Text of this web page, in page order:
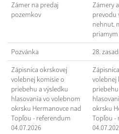
Zámer na predaj
pozemkov
Zámery
prevodu
nehnut.
Pozvánka 28.
Zápisnica okrskovej
volebnej komisie o
priebehu a výsledku
hlasovania vo volebnom
okrsku Hermanovce nad
Topľou - referendum
04.07.2026
volebnej
okrsku
Topľou -